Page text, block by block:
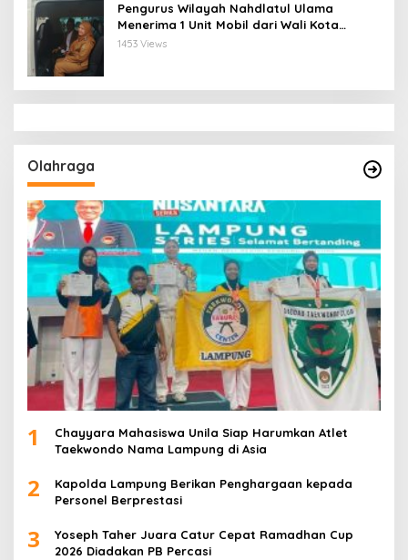
Pengurus Wilayah Nahdlatul Ulama
Menerima 1 Unit Mobil dari Wali Kota
Bandar Lampung
1453 Views
Olahraga
1
Chayyara Mahasiswa Unila Siap Harumkan Atlet
Taekwondo Nama Lampung di Asia
2
Kapolda Lampung Berikan Penghargaan kepada
Personel Berprestasi
3
Yoseph Taher Juara Catur Cepat Ramadhan Cup
2026 Diadakan PB Percasi